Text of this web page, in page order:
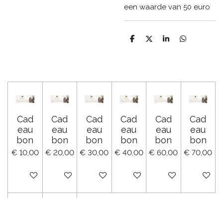
een waarde van 50 euro
D
D
S
D
Cad
eau
bon
€ 10,00
In winkelwagen
Cad
eau
bon
€ 20,00
In winkelwagen
Cad
eau
bon
€ 30,00
In winkelwagen
Cad
eau
bon
€ 40,00
In winkelwagen
Cad
eau
bon
€ 60,00
In winkelwagen
Cad
eau
bon
€ 70,00
In